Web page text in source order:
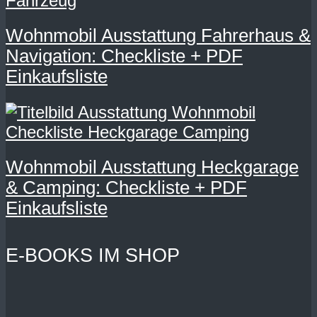
Wohnmobil Ausstattung Fahrerhaus &
Navigation: Checkliste + PDF
Einkaufsliste
Wohnmobil Ausstattung Heckgarage
& Camping: Checkliste + PDF
Einkaufsliste
E-BOOKS IM SHOP